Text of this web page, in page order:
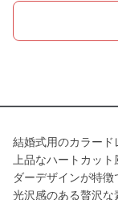
結婚式用のカラード
上品なハートカッ
ダーデザインが特徴
光沢感のある贅沢